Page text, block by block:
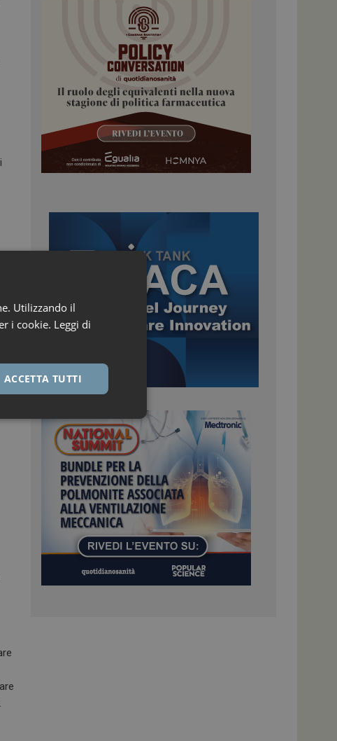
.
Utilizzando il
i cookie. Leggi di
ACCETTA TUTTI
navigazione sulle pagine
a Google Universal
incluso in ogni richiesta
calcolare i dati di
i rapporti di analisi dei
del carico, questo
di una sessione di
gestite dallo